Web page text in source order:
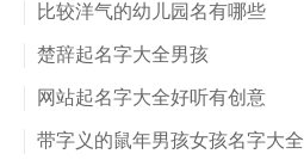
比较洋气的幼儿园名有哪些
楚辞起名字大全男孩
网站起名字大全好听有创意
带字义的鼠年男孩女孩名字大全